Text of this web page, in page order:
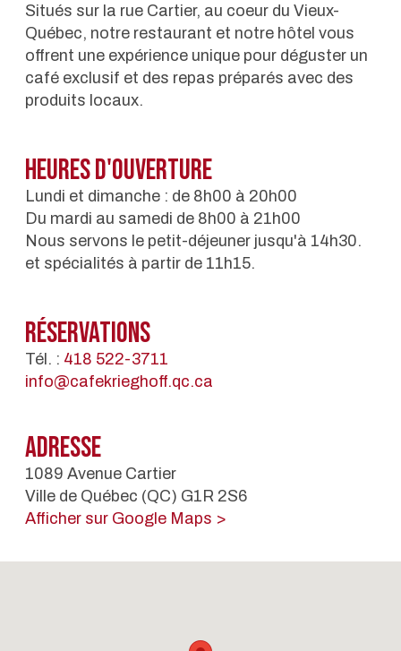
Situés sur la rue Cartier, au coeur du Vieux-
Québec, notre restaurant et notre hôtel vous
offrent une expérience unique pour déguster un
café exclusif et des repas préparés avec des
produits locaux.
Heures d'ouverture
Lundi et dimanche : de 8h00 à 20h00
Du mardi au samedi de 8h00 à 21h00
Nous servons le petit-déjeuner jusqu'à 14h30.
et spécialités à partir de 11h15.
Réservations
Tél. : 418 522-3711
info@cafekrieghoff.qc.ca
Adresse
1089 Avenue Cartier
Ville de Québec (QC) G1R 2S6
Afficher sur Google Maps >